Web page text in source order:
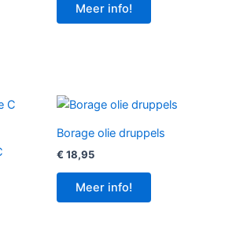
Meer info!
Borage olie druppels
€ 18,95
Meer info!